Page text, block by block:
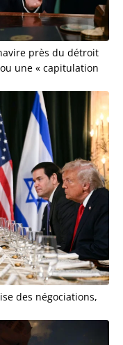
près du détroit
une « capitulation
des négociations,